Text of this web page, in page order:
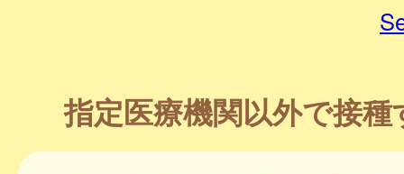
指定医療機関以外で接種